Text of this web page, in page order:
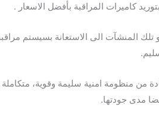
كاميرات المراقبة بأفضل الاسعار .
تلك المنشآت الى الاستعانة بسيستم
من منظومة امنية سليمة وقوية،
مدى جودتها.